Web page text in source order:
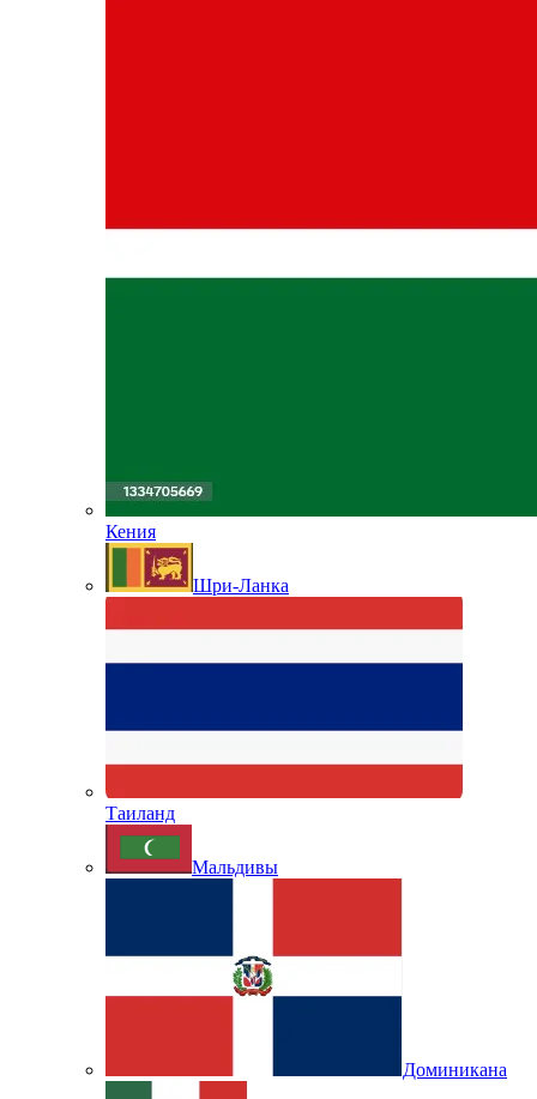
Кения
Шри-Ланка
Таиланд
Мальдивы
Доминикана